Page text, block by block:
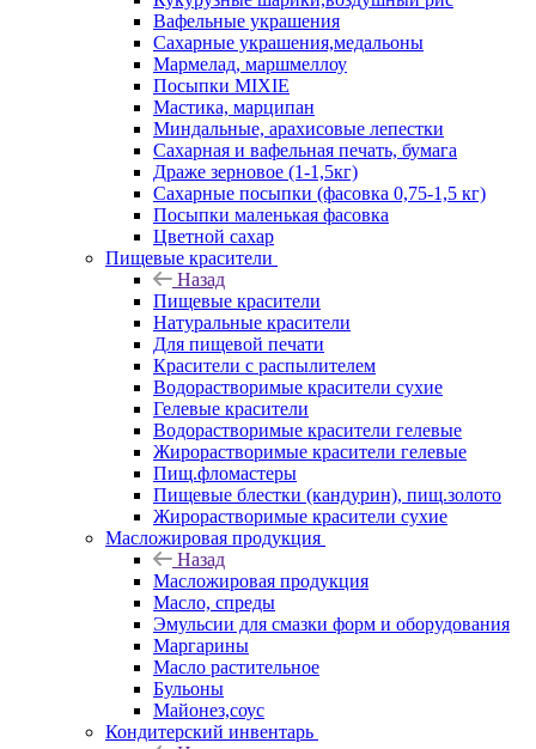
Вафельные украшения
Сахарные украшения,медальоны
Мармелад, маршмеллоу
Посыпки MIXIE
Мастика, марципан
Миндальные, арахисовые лепестки
Сахарная и вафельная печать, бумага
Драже зерновое (1-1,5кг)
Сахарные посыпки (фасовка 0,75-1,5 кг)
Посыпки маленькая фасовка
Цветной сахар
Пищевые красители
Назад
Пищевые красители
Натуральные красители
Для пищевой печати
Красители с распылителем
Водорастворимые красители сухие
Гелевые красители
Водорастворимые красители гелевые
Жирорастворимые красители гелевые
Пищ.фломастеры
Пищевые блестки (кандурин), пищ.золото
Жирорастворимые красители сухие
Масложировая продукция
Назад
Масложировая продукция
Масло, спреды
Эмульсии для смазки форм и оборудования
Маргарины
Масло растительное
Бульоны
Майонез,соус
Кондитерский инвентарь